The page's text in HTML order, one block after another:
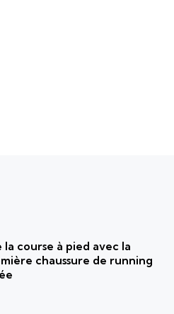
course à pied avec la
chaussure de running